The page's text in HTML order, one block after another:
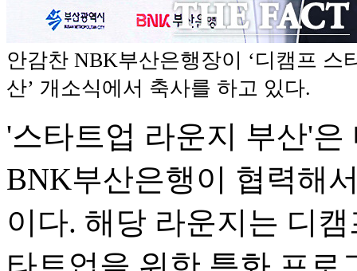
안감찬 NBK부산은행장이 ‘디캠프 스
산’ 개소식에서 축사를 하고 있다.
'스타트업 라운지 부산'
BNK부산은행이 협력해
이다. 해당 라운지는 디